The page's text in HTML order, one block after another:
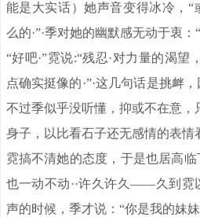
能是大实话）她声音变得冰冷，
么的·”·季对她的幽默感无动于衷：
“好吧·”霓说:“残忍·对力量的渴望
点确实挺像的·”·这几句话是挑衅
不过季似乎没听懂，抑或不在意
身子，以比看石子还无感情的表情
霓搞不清她的态度，于是也居高
也一动不动··许久许久——久到霓
声的时候，季才说：“你是我的妹